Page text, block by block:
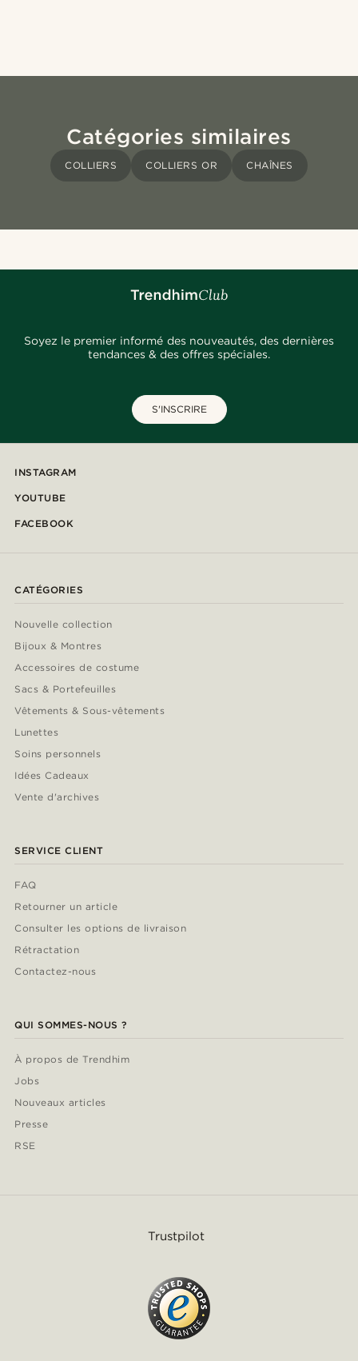
Catégories similaires
COLLIERS COLLIERS OR CHAÎNES
Soyez le premier informé des nouveautés, des dernières
tendances & des offres spéciales.
S'INSCRIRE
INSTAGRAM
YOUTUBE
FACEBOOK
CATÉGORIES
Nouvelle collection
Bijoux & Montres
Accessoires de costume
Sacs & Portefeuilles
Vêtements & Sous-vêtements
Lunettes
Soins personnels
Idées Cadeaux
Vente d'archives
SERVICE CLIENT
FAQ
Retourner un article
Consulter les options de livraison
Rétractation
Contactez-nous
QUI SOMMES-NOUS ?
À propos de Trendhim
Jobs
Nouveaux articles
Presse
RSE
Trustpilot